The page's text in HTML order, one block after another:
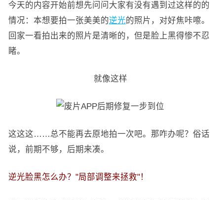
今天的内容开始前想先问问大家有没有遇到过这样的的
情况：本想要拍一张美美的逆光的照片，对好焦咔嚓。
回家一看拍出来的照片是清晰的，但是脸上黑得惨不忍
睹。
就像这样
这这这……总不能再去原地拍一次吧。那咋办呢？俗话
说，前期不够，后期来凑。
逆光脸黑怎么办？"局部调整来拯救"！